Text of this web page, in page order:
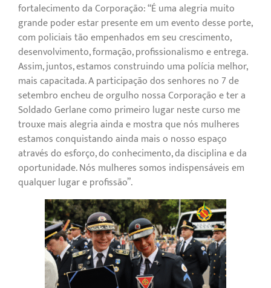
fortalecimento da Corporação: “É uma alegria muito
grande poder estar presente em um evento desse porte,
com policiais tão empenhados em seu crescimento,
desenvolvimento, formação, profissionalismo e entrega.
Assim, juntos, estamos construindo uma polícia melhor,
mais capacitada. A participação dos senhores no 7 de
setembro encheu de orgulho nossa Corporação e ter a
Soldado Gerlane como primeiro lugar neste curso me
trouxe mais alegria ainda e mostra que nós mulheres
estamos conquistando ainda mais o nosso espaço
através do esforço, do conhecimento, da disciplina e da
oportunidade. Nós mulheres somos indispensáveis em
qualquer lugar e profissão”.